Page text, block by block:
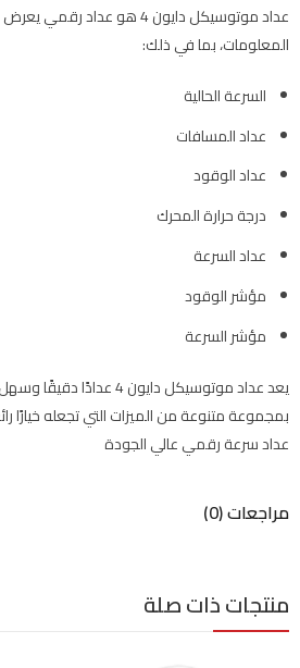
عداد موتوسيكل دايون 4 هو
المعلومات، بما في ذلك:
السرعة الحالية
عداد المسافات
عداد الوقود
درجة حرارة المحرك
عداد السرعة
مؤشر الوقود
مؤشر السرعة
يعد عداد موتوسيكل دايون 4
بمجموعة متنوعة من الميزات التي تجعله خيارًا
عداد سرعة رقمي عالي الجودة
مراجعات (0)
منتجات ذات صلة